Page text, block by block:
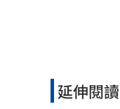
延伸閱讀